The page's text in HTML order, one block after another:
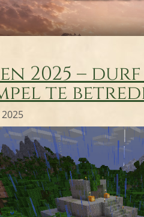
2025 –
te